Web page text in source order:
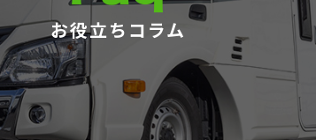
お役立ちコラム